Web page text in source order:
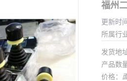
福州
更新时
所属行
发货地
产品数
价格：